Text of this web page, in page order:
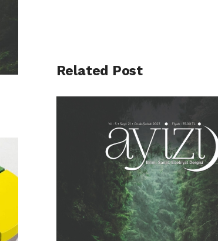
Related Post